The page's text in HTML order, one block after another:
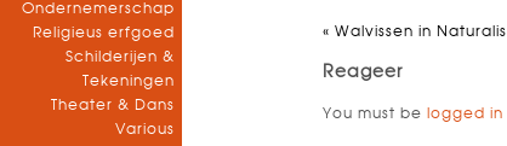
Ondernemerschap
Religieus erfgoed
Schilderijen &
Tekeningen
Theater & Dans
Various
« Walvissen in Naturalis
Reageer
You must be logged in